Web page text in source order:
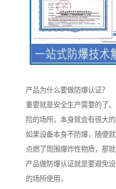
产品为什么要做防爆认证？
重要就是安全生产需要的了
险的场所，本身就会有很大的
如果设备本身不防爆，随便
点燃了周围爆炸性物质，那就
产品做防爆认证就是要避免
的场所使用，